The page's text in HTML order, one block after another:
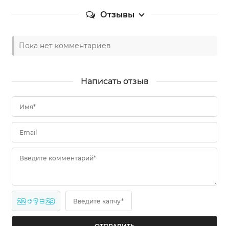
Отзывы
Пока нет комментариев
Написать отзыв
Имя*
Email
Введите комментарий*
22 + ? = 29 Введите капчу*